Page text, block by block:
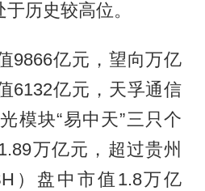
历史较高位。
9866亿元，望向万亿
6132亿元，天孚通信
模块“易中天”三只个
万亿元，超过贵州
）盘中市值1.8万亿